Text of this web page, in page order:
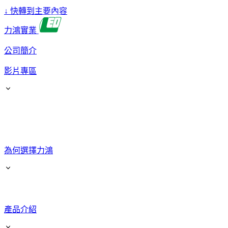
↓ 快轉到主要內容
力鴻實業
公司簡介
影片專區
為何選擇力鴻
產品介紹